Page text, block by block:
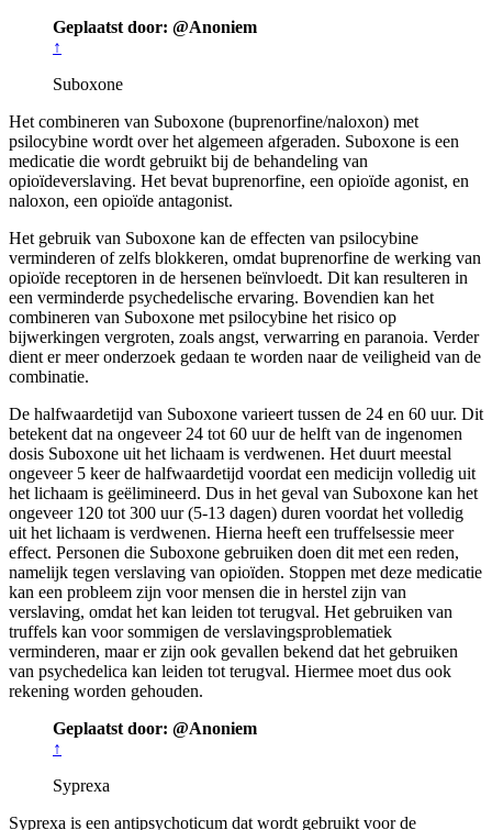
Geplaatst door: @Anoniem
↑
Suboxone
Het combineren van Suboxone (buprenorfine/naloxon) met
psilocybine wordt over het algemeen afgeraden. Suboxone is een
medicatie die wordt gebruikt bij de behandeling van
opioïdeverslaving. Het bevat buprenorfine, een opioïde agonist, en
naloxon, een opioïde antagonist.
Het gebruik van Suboxone kan de effecten van psilocybine
verminderen of zelfs blokkeren, omdat buprenorfine de werking van
opioïde receptoren in de hersenen beïnvloedt. Dit kan resulteren in
een verminderde psychedelische ervaring. Bovendien kan het
combineren van Suboxone met psilocybine het risico op
bijwerkingen vergroten, zoals angst, verwarring en paranoia. Verder
dient er meer onderzoek gedaan te worden naar de veiligheid van de
combinatie.
De halfwaardetijd van Suboxone varieert tussen de 24 en 60 uur. Dit
betekent dat na ongeveer 24 tot 60 uur de helft van de ingenomen
dosis Suboxone uit het lichaam is verdwenen. Het duurt meestal
ongeveer 5 keer de halfwaardetijd voordat een medicijn volledig uit
het lichaam is geëlimineerd. Dus in het geval van Suboxone kan het
ongeveer 120 tot 300 uur (5-13 dagen) duren voordat het volledig
uit het lichaam is verdwenen. Hierna heeft een truffelsessie meer
effect. Personen die Suboxone gebruiken doen dit met een reden,
namelijk tegen verslaving van opioïden. Stoppen met deze medicatie
kan een probleem zijn voor mensen die in herstel zijn van
verslaving, omdat het kan leiden tot terugval. Het gebruiken van
truffels kan voor sommigen de verslavingsproblematiek
verminderen, maar er zijn ook gevallen bekend dat het gebruiken
van psychedelica kan leiden tot terugval. Hiermee moet dus ook
rekening worden gehouden.
Geplaatst door: @Anoniem
↑
Syprexa
Syprexa is een antipsychoticum dat wordt gebruikt voor de